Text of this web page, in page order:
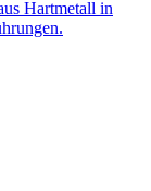
Hartmetall in